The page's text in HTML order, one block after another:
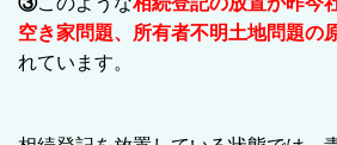
空き家問題、所有者不明土地問題の
れています。